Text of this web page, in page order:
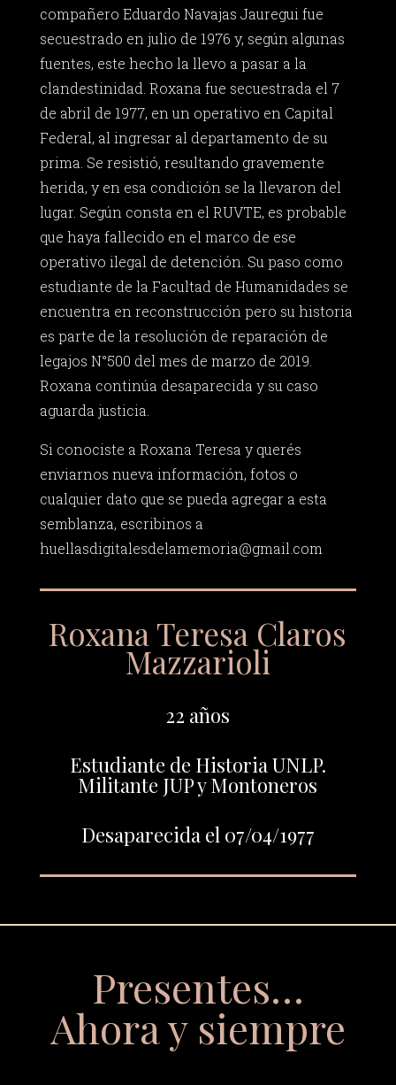
compañero Eduardo Navajas Jauregui fue
secuestrado en julio de 1976 y, según algunas
fuentes, este hecho la llevo a pasar a la
clandestinidad. Roxana fue secuestrada el 7
de abril de 1977, en un operativo en Capital
Federal, al ingresar al departamento de su
prima. Se resistió, resultando gravemente
herida, y en esa condición se la llevaron del
lugar. Según consta en el RUVTE, es probable
que haya fallecido en el marco de ese
operativo ilegal de detención. Su paso como
estudiante de la Facultad de Humanidades se
encuentra en reconstrucción pero su historia
es parte de la resolución de reparación de
legajos N°500 del mes de marzo de 2019.
Roxana continúa desaparecida y su caso
aguarda justicia.
Si conociste a Roxana Teresa y querés
enviarnos nueva información, fotos o
cualquier dato que se pueda agregar a esta
semblanza, escribinos a
huellasdigitalesdelamemoria@gmail.com
Roxana Teresa Claros
Mazzarioli
22 años
Estudiante de Historia UNLP.
Militante JUP y Montoneros
Desaparecida el 07/04/1977
Presentes…
Ahora y siempre